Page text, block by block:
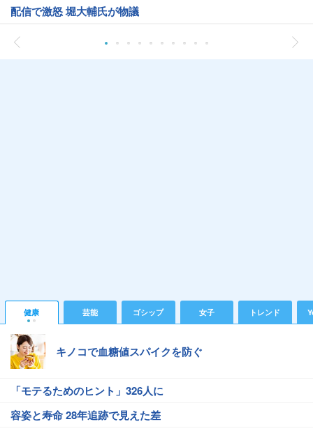
配信で激怒 堀大輔氏が物議
健康 芸能 ゴシップ 女子 トレンド
キノコで血糖値スパイクを防ぐ
「モテるためのヒント」326人に
容姿と寿命 28年追跡で見えた差